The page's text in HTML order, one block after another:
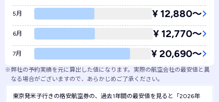
5月 ¥ 12,880〜
6月 ¥ 12,770〜
7月 ¥ 20,690〜
※弊社の予約実績を元に算出した値になります。実際の航空会社の最安値と異
なる場合がございますので、あらかじめご了承ください。
東京発米子行きの格安航空券の、過去1年間の最安値を見ると「2026年